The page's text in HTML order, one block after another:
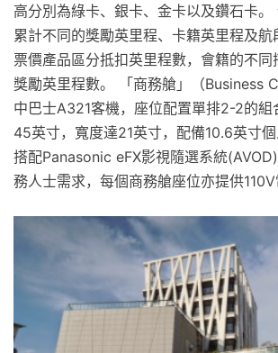
高分別為綠卡、銀卡、金卡以及鑽石卡。
累計不同的獎勵英里程、卡籍英里程及航
票價產品區分抵扣英里程數，會籍的不
獎勵英里程數。 「商務艙」（Business
中巴士A321客機，座位配置單排2-2的組
45英寸，寬度達21英寸，配備10.6英寸
搭配Panasonic eFX影視隨選系統
務人士需求，每個商務艙座位亦提供110V